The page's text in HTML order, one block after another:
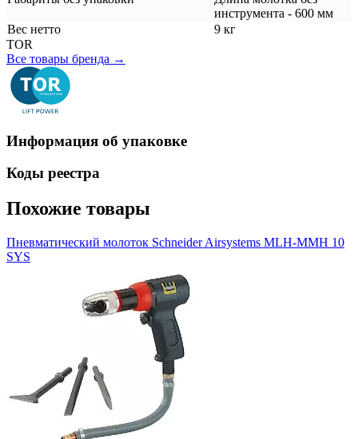
инструмента - 600 мм
Вес нетто
9 кг
TOR
Все товары бренда →
Информация об упаковке
Коды реестра
Похожие товары
Пневматический молоток Schneider Airsystems MLH-MMH 10
SYS